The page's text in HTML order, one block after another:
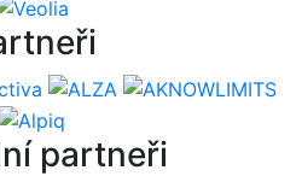
partneři